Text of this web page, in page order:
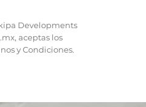
Developments
aceptas los
y Condiciones.